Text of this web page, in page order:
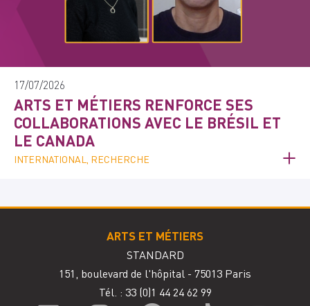
17/07/2026
ARTS ET MÉTIERS RENFORCE SES
COLLABORATIONS AVEC LE BRÉSIL ET
LE CANADA
INTERNATIONAL, RECHERCHE
ARTS ET MÉTIERS
STANDARD
151, boulevard de l'hôpital - 75013 Paris
Tél. : 33 (0)1 44 24 62 99